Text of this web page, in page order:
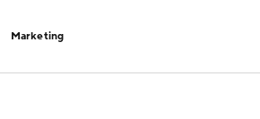
Marketing